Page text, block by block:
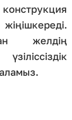
желдің